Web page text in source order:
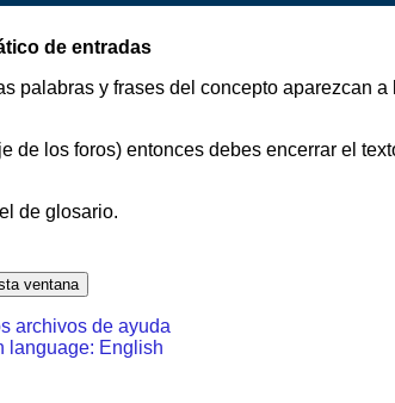
de entradas
y frases del concepto aparezcan
los foros) entonces debes encerrar el
de glosario.
archivos de ayuda
language: English